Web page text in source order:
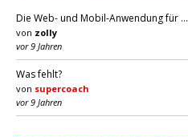
Die Web- und Mobil-Anwendung für …
von zolly
vor 9 Jahren
Was fehlt?
von supercoach
vor 9 Jahren